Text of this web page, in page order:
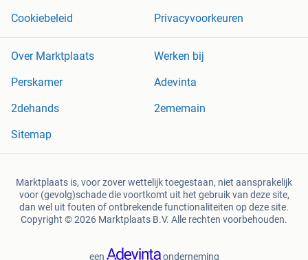
Cookiebeleid
Privacyvoorkeuren
Over Marktplaats
Werken bij
Perskamer
Adevinta
2dehands
2ememain
Sitemap
Marktplaats is, voor zover wettelijk toegestaan, niet aansprakelijk
voor (gevolg)schade die voortkomt uit het gebruik van deze site,
dan wel uit fouten of ontbrekende functionaliteiten op deze site.
Copyright © 2026 Marktplaats B.V. Alle rechten voorbehouden.
een onderneming